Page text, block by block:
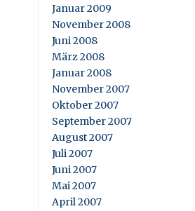
Januar 2009
November 2008
Juni 2008
März 2008
Januar 2008
November 2007
Oktober 2007
September 2007
August 2007
Juli 2007
Juni 2007
Mai 2007
April 2007